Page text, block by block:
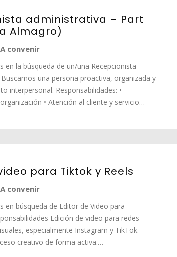
administrativa – Part
Almagro)
A convenir
en la búsqueda de un/una Recepcionista
una persona proactiva, organizada y
interpersonal. Responsabilidades: •
• Atención al cliente y servicio…
para Tiktok y Reels
A convenir
en búsqueda de Editor de Video para
Edición de video para redes
especialmente Instagram y TikTok.
creativo de forma activa.…